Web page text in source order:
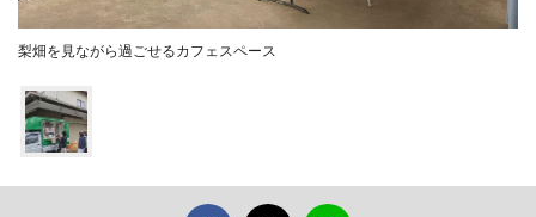
梨畑を見ながら過ごせるカフェスペース